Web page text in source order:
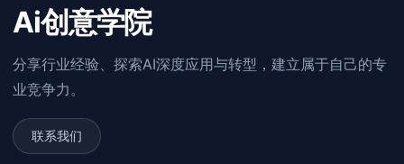
Ai创意学院
分享行业经验、探索AI深度应用与转型，建立属于自己的专
业竞争力。
联系我们